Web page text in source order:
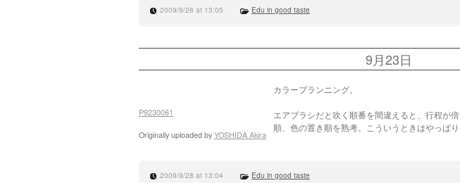
2009/9/28 at 13:05 Edu in good taste
9月23日
P9230061
Originally uploaded by YOSHIDA Akira
カラープランニング。
エアブラシだと吹く順番を間違えると、行程が
順、色の置き順を熟考。こういうときはやっぱり
2009/9/28 at 13:04 Edu in good taste